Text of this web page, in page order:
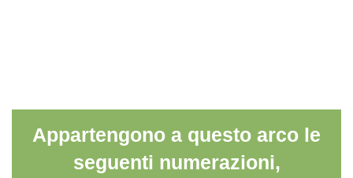
Appartengono a questo arco le
seguenti numerazioni,